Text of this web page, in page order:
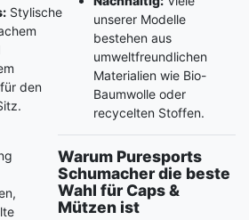
Stylische
den
unserer Modelle
bestehen aus
umweltfreundlichen
Materialien wie Bio-
Baumwolle oder
recycelten Stoffen.
Warum Puresports
Schumacher die beste
Wahl für Caps &
Mützen ist